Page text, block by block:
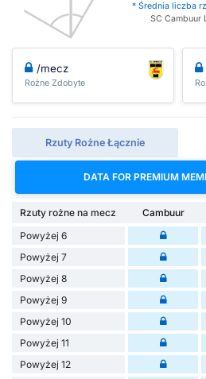
* Średnia liczba
SC Cambuur
/mecz
Rożne Zdobyte
Rzuty Rożne Łącznie
DATA FOR PREMIUM
Rzuty rożne na mecz Cambuur
Powyżej 6
Powyżej 7
Powyżej 8
Powyżej 9
Powyżej 10
Powyżej 11
Powyżej 12